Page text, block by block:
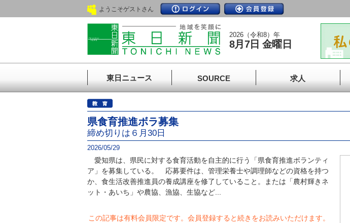
ようこそゲストさん
2026（令和8）年
8月7日 金曜日
東日ニュース SOURCE 求人
県食育推進ボラ募集
締め切りは６月30日
2026/05/29
愛知県は、県民に対する食育活動を自主的に行う「県食育推進ボランティ
ア」を募集している。 応募要件は、管理栄養士や調理師などの資格を持つ
か、食生活改善推進員の養成講座を修了していること。または「農村輝きネ
ット・あいち」や農協、漁協、生協など...
この記事は有料会員限定です。 会員登録すると続きをお読みいただけます。